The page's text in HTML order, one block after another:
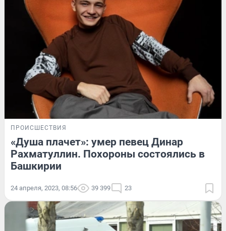
ПРОИСШЕСТВИЯ
«Душа плачет»: умер певец Динар
Рахматуллин. Похороны состоялись в
Башкирии
24 апреля, 2023, 08:56 39 399 23